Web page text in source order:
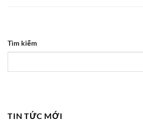
Tìm kiếm
TIN TỨC MỚI